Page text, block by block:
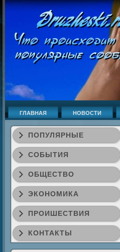
ГЛАВНАЯ НОВОСТИ
ПОПУЛЯРНЫЕ
СОБЫТИЯ
ОБЩЕСТВО
ЭКОНОМИКА
ПРОИШЕСТВИЯ
КОНТАКТЫ